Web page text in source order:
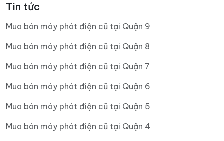
Tin tức
Mua bán máy phát điện cũ tại Quận 9
Mua bán máy phát điện cũ tại Quận 8
Mua bán máy phát điện cũ tại Quận 7
Mua bán máy phát điện cũ tại Quận 6
Mua bán máy phát điện cũ tại Quận 5
Mua bán máy phát điện cũ tại Quận 4